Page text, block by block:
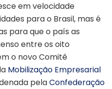
em velocidade
para o Brasil, mas é
para que o país as
entre os oito
o novo Comitê
Mobilização Empresarial
pelaConfederação